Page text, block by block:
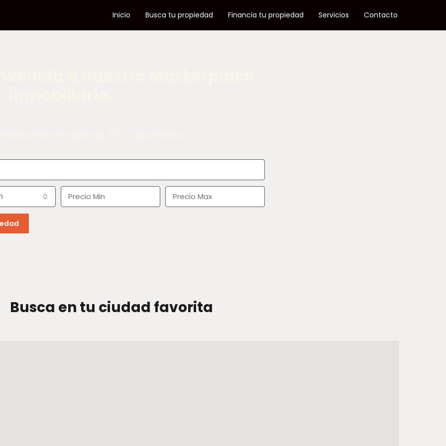
Inicio Busca tu propiedad Financia tu propiedad Servicios Contacto
Busca en tu ciudad favorita